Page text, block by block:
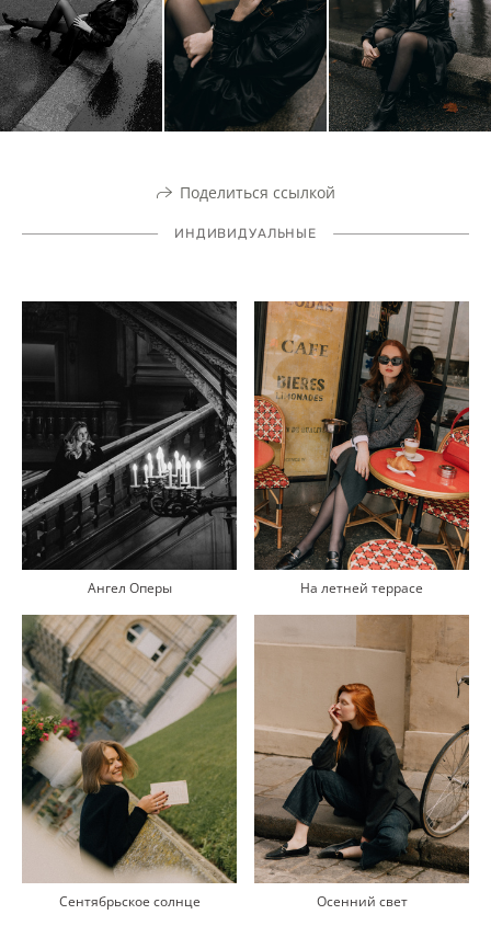
Поделиться ссылкой
ИНДИВИДУАЛЬНЫЕ
Ангел Оперы На летней террасе
Сентябрьское солнце Осенний свет